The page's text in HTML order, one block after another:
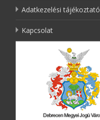
Adatkezelési tájékoztató
Kapcsolat